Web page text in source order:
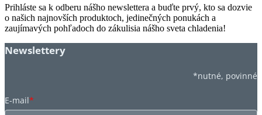
Prihláste sa k odberu nášho newslettera a buďte prvý, kto sa dozvie
o našich najnovších produktoch, jedinečných ponukách a
zaujímavých pohľadoch do zákulisia nášho sveta chladenia!
Newslettery
*nutné, povinné
E-mail*